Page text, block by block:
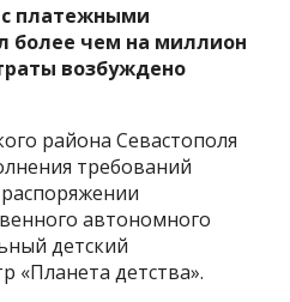
платежными
более чем на миллион
возбуждено
района Севастополя
требований
автономного
детский
«Планета детства».